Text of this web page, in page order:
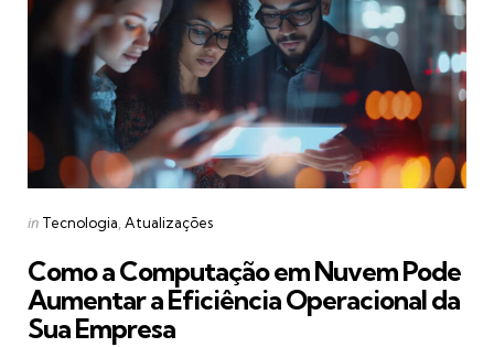
Categories
Posted
in Tecnologia Atualizações
Como a Computação em Nuvem Pode
Aumentar a Eficiência Operacional da
Sua Empresa